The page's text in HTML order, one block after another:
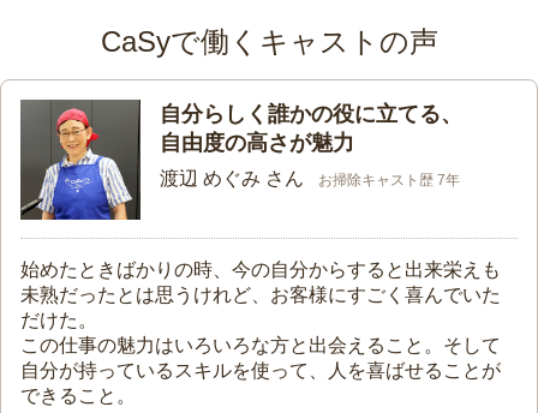
CaSyで働くキャストの声
自分らしく誰かの役に立てる、
自由度の高さが魅力
渡辺 めぐみ さん お掃除キャスト歴 7年
始めたときばかりの時、今の自分からすると出来栄えも
未熟だったとは思うけれど、お客様にすごく喜んでいた
だけた。
この仕事の魅力はいろいろな方と出会えること。そして
自分が持っているスキルを使って、人を喜ばせることが
できること。